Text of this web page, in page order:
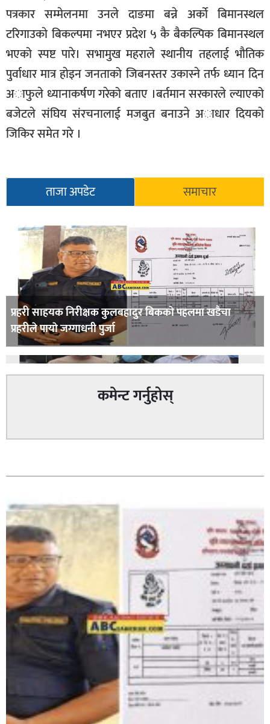
खेलकुद
बिश्व
अचम्म
दुनिया
बिचार
कुराकानी
प्रवधि
पत्रकार सम्मेलनमा उनले दाङमा बन्ने अर्को बिमानस्थल
टरिगाउकाे बिकल्पमा नभएर प्रदेश ५ कै बैकल्पिक बिमानस्थल
भएको स्पष्ट पारे। सभामुख महराले स्थानीय तहलाई भाैतिक
पुर्वाधार मात्र हाेइन जनताको जिबनस्तर उकास्ने तर्फ ध्यान दिन
अाफुले ध्यानाकर्षण गरेको बताए ।बर्तमान सरकारले ल्याएको
बजेटले संघिय संरचनालाई मजबुत बनाउने अाधार दियकाे
जिकिर समेत गरे ।
ताजा अपडेट समाचार
प्रहरी साहयक निरीक्षक कुलबहादुर बिककाे पहलमा खडैचा
प्रहरीले पायाे जग्गाधनी पुर्जा
भिक्षा मागेर कारमा घुम्ने बाबाहरूलाई दाङ प्रहरीले पक्राउ,भारत
फर्कने सर्तमा रिहा,
कमेन्ट गर्नुहोस्